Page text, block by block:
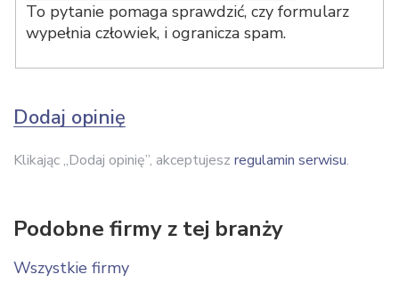
To pytanie pomaga sprawdzić, czy formularz
wypełnia człowiek, i ogranicza spam.
Dodaj opinię
Klikając „Dodaj opinię”, akceptujesz regulamin serwisu.
Podobne firmy z tej branży
Wszystkie firmy